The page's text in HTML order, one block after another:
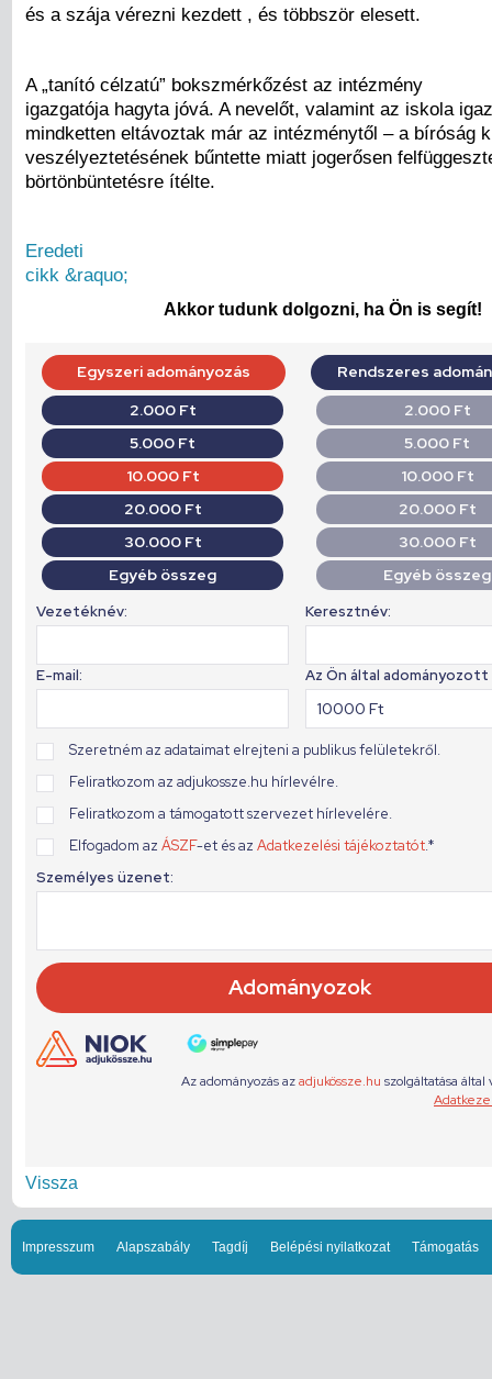
és a szája vérezni kezdett , és többször elesett.
A „tanító célzatú” bokszmérkőzést az intézmény
igazgatója hagyta jóvá. A nevelőt, valamint az iskola
mindketten eltávoztak már az intézménytől – a bíróság
veszélyeztetésének bűntette miatt jogerősen
börtönbüntetésre ítélte.
Eredeti
cikk &raquo;
Akkor tudunk dolgozni, ha Ön is segít!
Vissza
Impresszum Alapszabály Tagdíj Belépési nyilatkozat Támogatás